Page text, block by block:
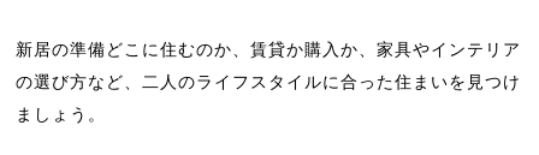
新居の準備どこに住むのか、賃貸か購入か、家具やインテリア
の選び方など、二人のライフスタイルに合った住まいを見つけ
ましょう。